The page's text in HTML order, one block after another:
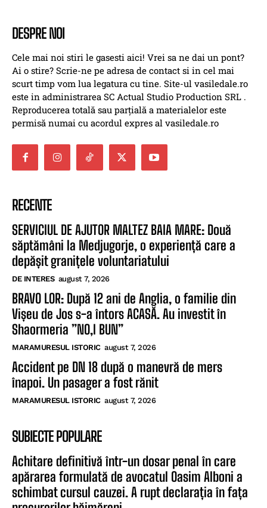
DESPRE NOI
Cele mai noi stiri le gasesti aici! Vrei sa ne dai un pont?
Ai o stire? Scrie-ne pe adresa de contact si in cel mai
scurt timp vom lua legatura cu tine. Site-ul vasiledale.ro
este in administrarea SC Actual Studio Production SRL .
Reproducerea totală sau parțială a materialelor este
permisă numai cu acordul expres al vasiledale.ro
RECENTE
SERVICIUL DE AJUTOR MALTEZ BAIA MARE: Două
săptămâni la Medjugorje, o experiență care a
depășit granițele voluntariatului
DE INTERES august 7, 2026
BRAVO LOR: După 12 ani de Anglia, o familie din
Vișeu de Jos s-a întors ACASĂ. Au investit în
Shaormeria ”NO,I BUN”
MARAMURESUL ISTORIC august 7, 2026
Accident pe DN 18 după o manevră de mers
înapoi. Un pasager a fost rănit
MARAMURESUL ISTORIC august 7, 2026
SUBIECTE POPULARE
Achitare definitivă într-un dosar penal în care
apărarea formulată de avocatul Oasim Alboni a
schimbat cursul cauzei. A rupt declarația în fața